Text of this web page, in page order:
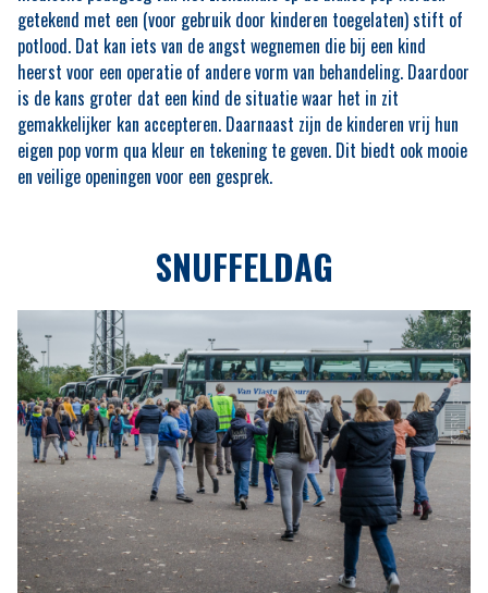
getekend met een (voor gebruik door kinderen toegelaten) stift of
potlood. Dat kan iets van de angst wegnemen die bij een kind
heerst voor een operatie of andere vorm van behandeling. Daardoor
is de kans groter dat een kind de situatie waar het in zit
gemakkelijker kan accepteren. Daarnaast zijn de kinderen vrij hun
eigen pop vorm qua kleur en tekening te geven. Dit biedt ook mooie
en veilige openingen voor een gesprek.
SNUFFELDAG